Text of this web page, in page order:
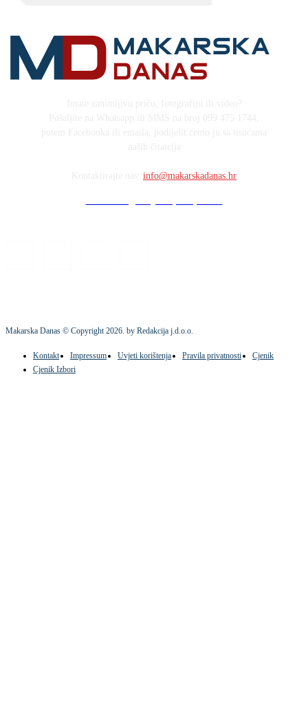
info@makarskadanas.hr
Makarska Danas © Copyright2026. by Redakcija j.d.o.o.
Kontakt Impressum Uvjeti korištenja Pravila privatnosti
Cjenik
Cjenik Izbori